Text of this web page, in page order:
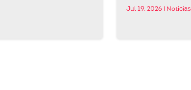
Jul 19, 2026 Noticias